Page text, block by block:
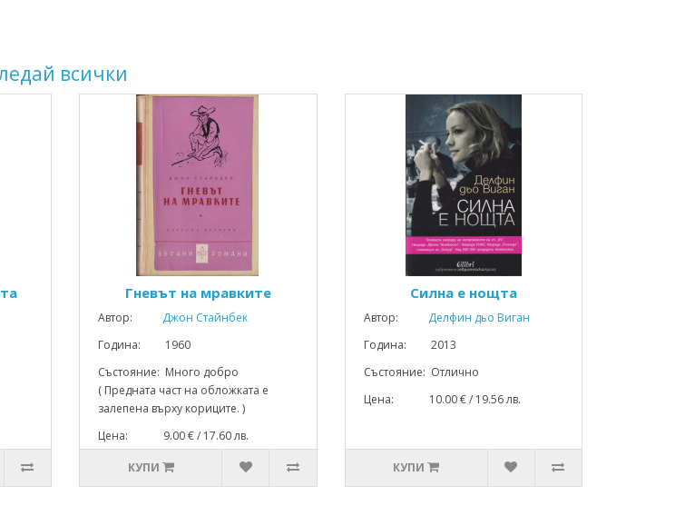
всички
Гневът на мравките
Автор:
Джон Стайнбек
Година: 1960
Състояние: Много добро
( Предната част на обложката е
залепена върху кориците. )
Цена: 9.00 € / 17.60 лв.
КУПИ
Силна е нощта
Автор:
Делфин дьо Виган
Година: 2013
Състояние: Отлично
Цена: 10.00 € / 19.56 лв.
КУПИ